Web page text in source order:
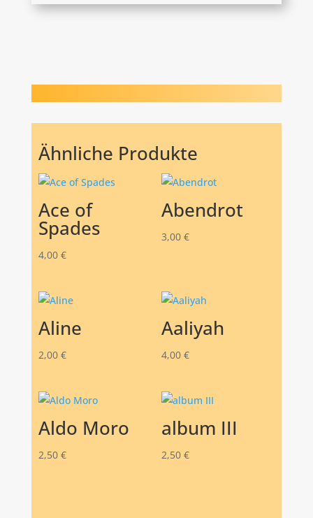
Ähnliche Produkte
Ace of
Spades
4,00 €
Abendrot
3,00 €
Aline
2,00 €
Aaliyah
4,00 €
Aldo Moro
2,50 €
album III
2,50 €